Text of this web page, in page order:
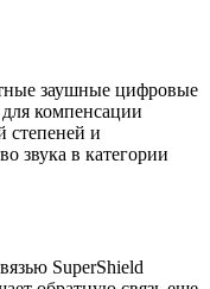
заушные цифровые
компенсации
степеней и
звука в категории
SuperShield